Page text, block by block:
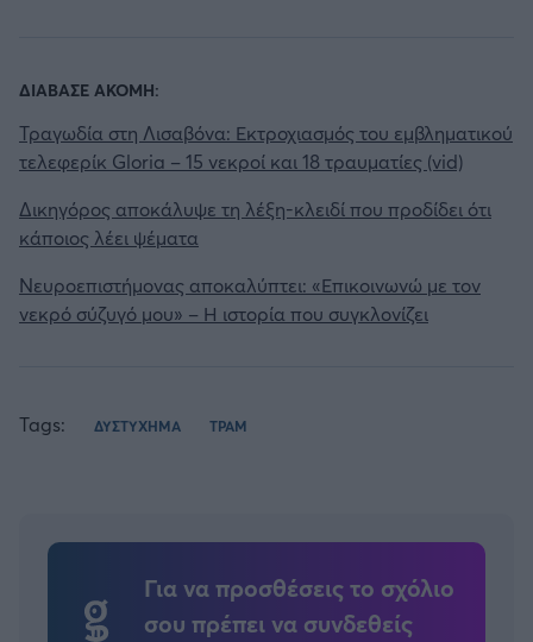
ΔΙΑΒΑΣΕ ΑΚΟΜΗ:
Τραγωδία στη Λισαβόνα: Εκτροχιασμός του εμβληματικού
τελεφερίκ Gloria – 15 νεκροί και 18 τραυματίες (vid)
Δικηγόρος αποκάλυψε τη λέξη-κλειδί που προδίδει ότι
κάποιος λέει ψέματα
Νευροεπιστήμονας αποκαλύπτει: «Επικοινωνώ με τον
νεκρό σύζυγό μου» – Η ιστορία που συγκλονίζει
Tags: ΔΥΣΤΥΧΗΜΑ ΤΡΑΜ
Για να προσθέσεις το σχόλιο
σου πρέπει να συνδεθείς